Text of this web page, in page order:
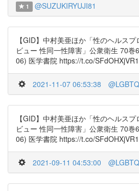
1 @SUZUKIRYUJI81
【GID】中村美亜ほか「性のヘルス
ビュー 性同一性障害」公衆衛生 70
06) 医学書院 https://t.co/SFdOHXjVR1
2021-11-07 06:53:38
【GID】中村美亜ほか「性のヘルス
ビュー 性同一性障害」公衆衛生 70
06) 医学書院 https://t.co/SFdOHXjVR1
2021-09-11 04:53:00